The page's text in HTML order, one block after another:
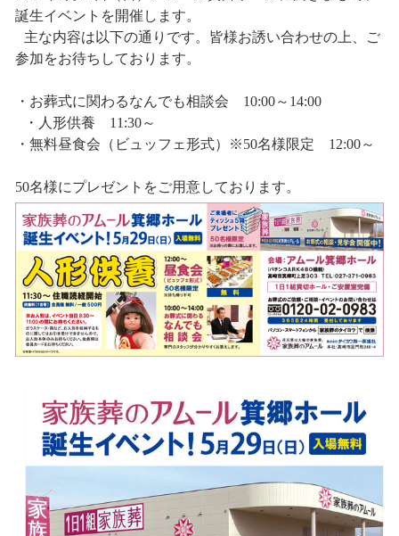
30
31
誕生イベントを開催します。
主な内容は以下の通りです。皆様お誘い合わせの上、ご
参加をお待ちしております。
・お葬式に関わるなんでも相談会 10:00～14:00
・人形供養 11:30～
・無料昼食会（ビュッフェ形式）※50名様限定 12:00～
50名様にプレゼントをご用意しております。